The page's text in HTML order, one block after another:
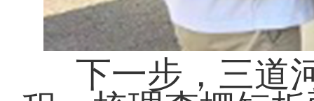
下一步，三道